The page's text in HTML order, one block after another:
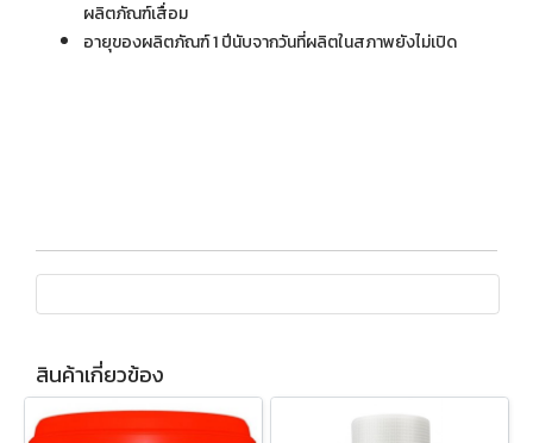
ผลิตภัณฑ์เสื่อม
อายุของผลิตภัณฑ์ 1 ปีนับจากวันที่ผลิตในสภาพยังไม่เปิด
สินค้าเกี่ยวข้อง